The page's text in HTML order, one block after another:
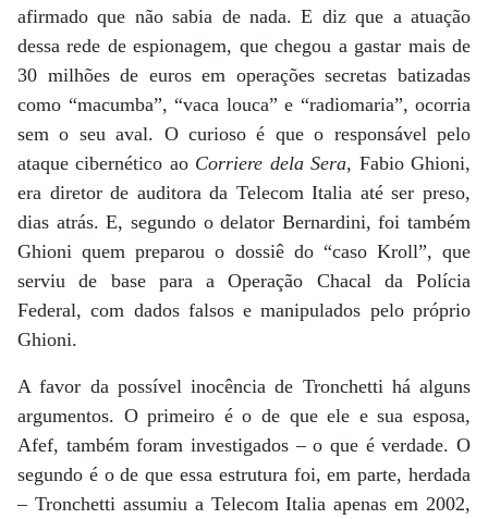
afirmado que não sabia de nada. E diz que a atuação
dessa rede de espionagem, que chegou a gastar mais de
30 milhões de euros em operações secretas batizadas
como “macumba”, “vaca louca” e “radiomaria”, ocorria
sem o seu aval. O curioso é que o responsável pelo
ataque cibernético aoCorriere dela Sera, Fabio Ghioni,
era diretor de auditora da Telecom Italia até ser preso,
dias atrás. E, segundo o delator Bernardini, foi também
Ghioni quem preparou o dossiê do “caso Kroll”, que
serviu de base para a Operação Chacal da Polícia
Federal, com dados falsos e manipulados pelo próprio
Ghioni.
A favor da possível inocência de Tronchetti há alguns
argumentos. O primeiro é o de que ele e sua esposa,
Afef, também foram investigados – o que é verdade. O
segundo é o de que essa estrutura foi, em parte, herdada
– Tronchetti assumiu a Telecom Italia apenas em 2002,